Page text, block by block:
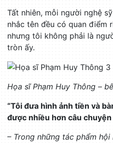
Tất nhiên, mỗi người nghệ
nhắc tên đều có quan điểm
nhưng tôi không phải là
tròn ấy.
Họa sĩ Phạm Huy Thông –
“Tôi đưa hình ảnh tiền và
được nhiều hơn câu chuyện
– Trong những tác phẩm